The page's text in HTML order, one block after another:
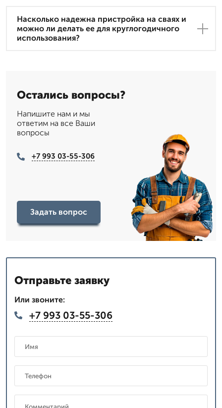
Насколько надежна пристройка на сваях и
можно ли делать ее для круглогодичного
использования?
Остались вопросы?
Напишите нам и мы
ответим на все Ваши
вопросы
+7 993 03-55-306
Задать вопрос
Отправьте заявку
Или звоните:
+7 993 03-55-306